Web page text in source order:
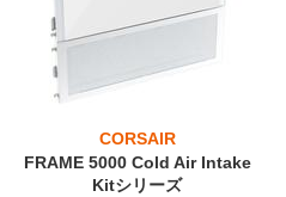
CORSAIR
FRAME 5000 Cold Air Intake
Kitシリーズ